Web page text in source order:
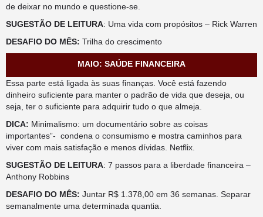
de deixar no mundo e questione-se.
SUGESTÃO DE LEITURA: Uma vida com propósitos – Rick Warren
DESAFIO DO MÊS: Trilha do crescimento
MAIO: SAÚDE FINANCEIRA
Essa parte está ligada às suas finanças. Você está fazendo
dinheiro suficiente para manter o padrão de vida que deseja, ou
seja, ter o suficiente para adquirir tudo o que almeja.
DICA: Minimalismo: um documentário sobre as coisas
importantes”- condena o consumismo e mostra caminhos para
viver com mais satisfação e menos dívidas. Netflix.
SUGESTÃO DE LEITURA: 7 passos para a liberdade financeira –
Anthony Robbins
DESAFIO DO MÊS: Juntar R$ 1.378,00 em 36 semanas. Separar
semanalmente uma determinada quantia.